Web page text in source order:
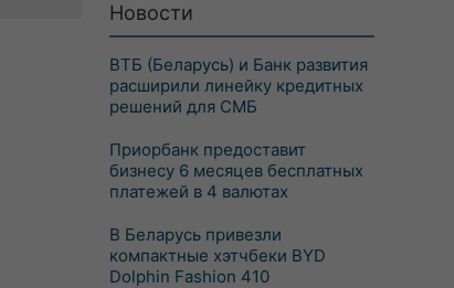
Новости
ВТБ (Беларусь) и Банк развития
расширили линейку кредитных
решений для СМБ
Приорбанк предоставит
бизнесу 6 месяцев бесплатных
платежей в 4 валютах
В Беларусь привезли
компактные хэтчбеки BYD
Dolphin Fashion 410